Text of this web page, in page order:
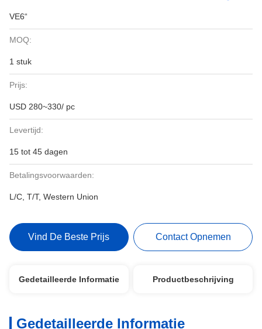
VE6“
MOQ:
1 stuk
Prijs:
USD 280~330/ pc
Levertijd:
15 tot 45 dagen
Betalingsvoorwaarden:
L/C, T/T, Western Union
Vind De Beste Prijs Contact Opnemen
Gedetailleerde Informatie Productbeschrijving
Gedetailleerde Informatie